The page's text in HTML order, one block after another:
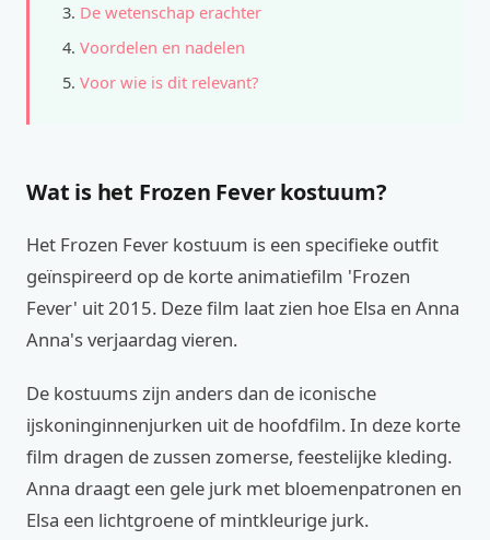
De wetenschap erachter
Voordelen en nadelen
Voor wie is dit relevant?
Wat is het Frozen Fever kostuum?
Het Frozen Fever kostuum is een specifieke outfit
geïnspireerd op de korte animatiefilm 'Frozen
Fever' uit 2015. Deze film laat zien hoe Elsa en Anna
Anna's verjaardag vieren.
De kostuums zijn anders dan de iconische
ijskoninginnenjurken uit de hoofdfilm. In deze korte
film dragen de zussen zomerse, feestelijke kleding.
Anna draagt een gele jurk met bloemenpatronen en
Elsa een lichtgroene of mintkleurige jurk.